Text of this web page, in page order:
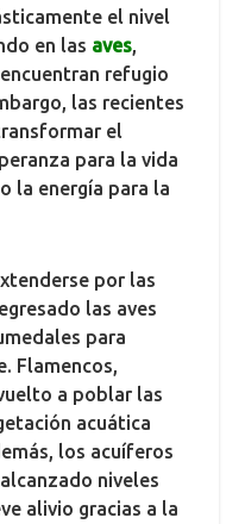
el nivel
en las aves,
refugio
las recientes
el
para la vida
la energía para la
por las
las aves
para
Flamencos,
a poblar las
acuática
los acuíferos
niveles
alivio gracias a la